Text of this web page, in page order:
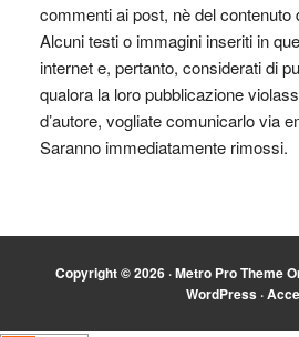
commenti ai post, nè del contenuto
Alcuni testi o immagini inseriti in
internet e, pertanto, considerati di
qualora la loro pubblicazione
d’autore, vogliate comunicarlo via
Saranno immediatamente rimossi.
Copyright © 2026 ·Metro Pro Theme
WordPress·